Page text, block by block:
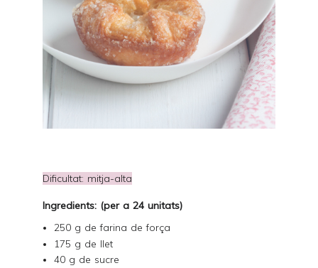
Dificultat: mitja-alta
Ingredients: (per a 24 unitats)
250 g de farina de força
175 g de llet
40 g de sucre